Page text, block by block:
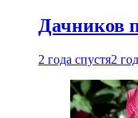
Дачников
2 года спустя2